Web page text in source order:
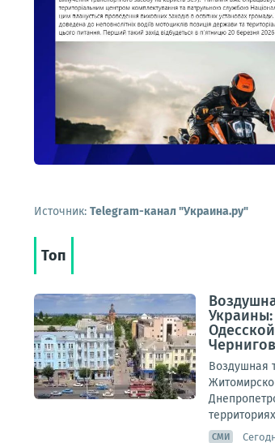
Источник: Telegram-канал "Украина.ру"
Топ
Воздушная
СМИ